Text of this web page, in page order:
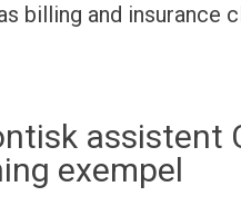
billing and insurance
assistent
exempel